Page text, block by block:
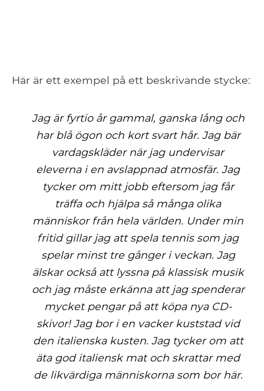
Här är ett exempel på ett beskrivande stycke:
Jag är fyrtio år gammal, ganska lång och
har blå ögon och kort svart hår. Jag bär
vardagskläder när jag undervisar
eleverna i en avslappnad atmosfär. Jag
tycker om mitt jobb eftersom jag får
träffa och hjälpa så många olika
människor från hela världen. Under min
fritid gillar jag att spela tennis som jag
spelar minst tre gånger i veckan. Jag
älskar också att lyssna på klassisk musik
och jag måste erkänna att jag spenderar
mycket pengar på att köpa nya CD-
skivor! Jag bor i en vacker kuststad vid
den italienska kusten. Jag tycker om att
äta god italiensk mat och skrattar med
de likvärdiga människorna som bor här.